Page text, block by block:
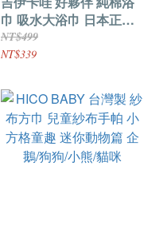
巾 吸水大浴巾 日本正版
授權 吉伊卡哇/小八貓/兔
兔
NT$499
NT$339